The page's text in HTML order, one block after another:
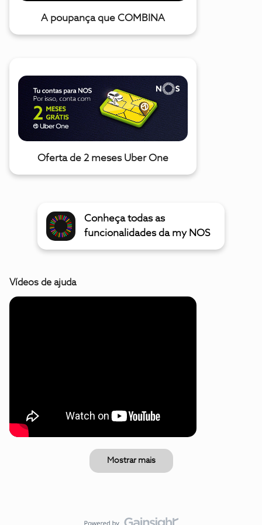
A poupança que COMBINA
Oferta de 2 meses Uber One
Conheça todas as
funcionalidades da my NOS
Vídeos de ajuda
Mostrar mais